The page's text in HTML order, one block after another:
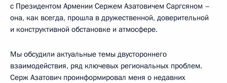
с Президентом Армении Сержем Азатовичем Саргсяном –
она, как всегда, прошла в дружественной, доверительной
и конструктивной обстановке и атмосфере.
Мы обсудили актуальные темы двустороннего
взаимодействия, ряд ключевых региональных проблем.
Серж Азатович проинформировал меня о недавних